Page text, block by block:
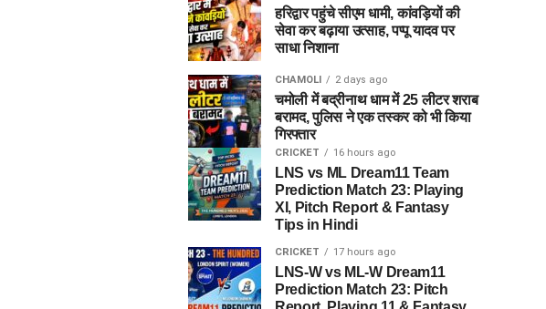
हरिद्वार पहुंचे सीएम धामी, कांवड़ियों की
सेवा कर बढ़ाया उत्साह, पप्पू यादव पर
साधा निशाना
CHAMOLI 2 days ago
चमोली में बद्रीनाथ धाम में 25 लीटर शराब
बरामद, पुलिस ने एक तस्कर को भी किया
गिरफ्तार
CRICKET 16 hours ago
LNS vs ML Dream11 Team
Prediction Match 23: Playing
XI, Pitch Report & Fantasy
Tips in Hindi
CRICKET 17 hours ago
LNS-W vs ML-W Dream11
Prediction Match 23: Pitch